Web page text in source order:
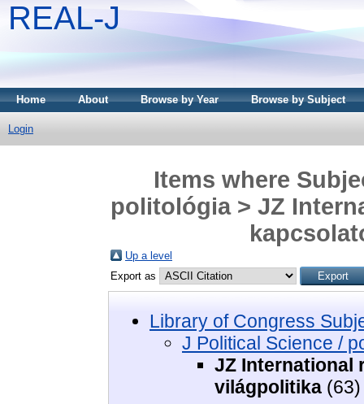
REAL-J
Home About Browse by Year Browse by Subject
Login
Items where
politológia > JZ
Up a level
Export as
Library of Congress
J Political Science /
JZ International
világpolitika (63)